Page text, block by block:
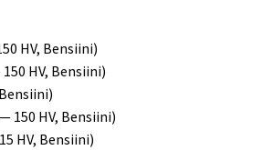
HV, Bensiini)
HV, Bensiini)
150 HV, Bensiini)
HV, Bensiini)